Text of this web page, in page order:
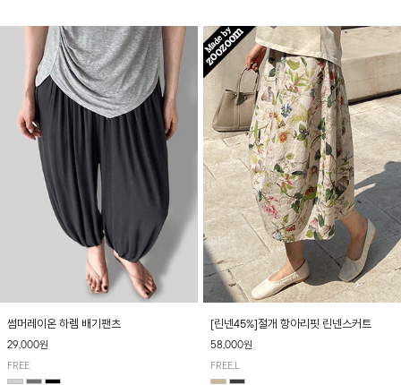
썸머레이온 하렘 배기팬츠
29,000원
FREE
[린넨45%]절개 항아리핏 린넨스커트
58,000원
FREE,L